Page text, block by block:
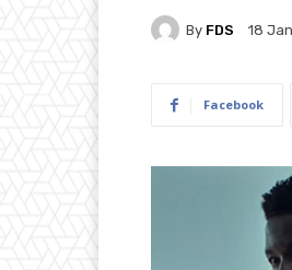
By FDS 18
Facebook